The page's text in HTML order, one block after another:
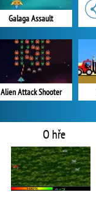
Galaga Assault
Alien Attack Shooter
O hře